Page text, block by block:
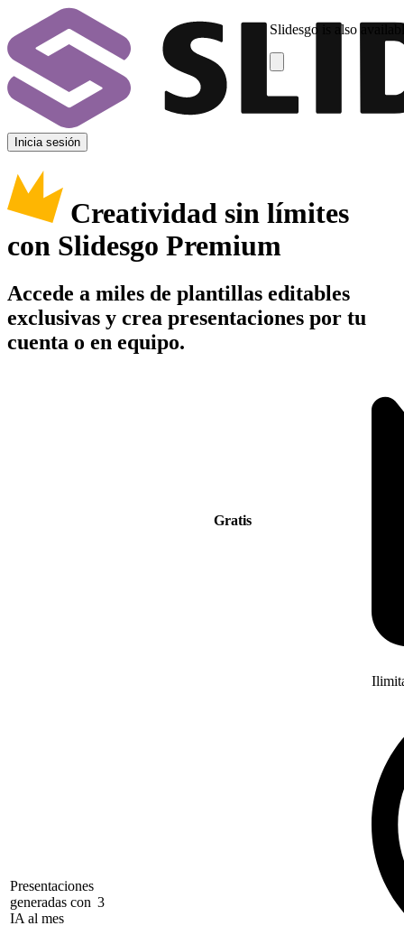
Slidesgo is also
Inicia sesión
Creatividad sin límites
con Slidesgo Premium
Accede a miles de plantillas editables
exclusivas y crea presentaciones por tu
cuenta o en equipo.
Gratis
Presentaciones
generadas con
IA al mes
3